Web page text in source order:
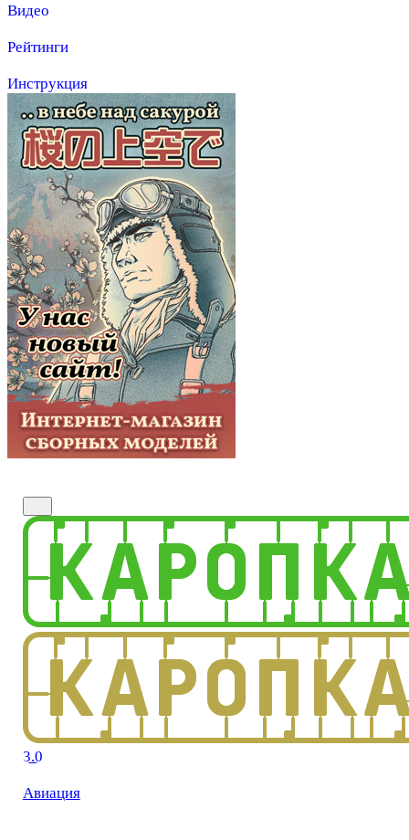
Видео
Рейтинги
Инструкция
3.0
Авиация